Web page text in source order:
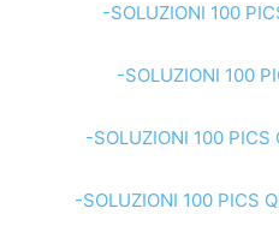
-SOLUZIONI 100
-SOLUZIONI 100
-SOLUZIONI 100 PICS
-SOLUZIONI 100 PICS